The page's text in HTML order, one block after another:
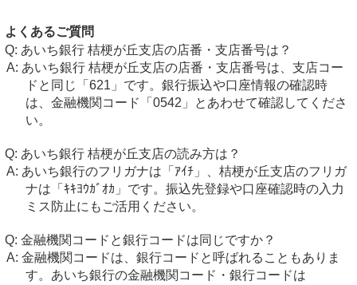
よくあるご質問
あいち銀行 桔梗が丘支店の店番・支店番号は？
あいち銀行 桔梗が丘支店の店番・支店番号は、支店コー
ドと同じ「621」です。銀行振込や口座情報の確認時
は、金融機関コード「0542」とあわせて確認してくださ
い。
あいち銀行 桔梗が丘支店の読み方は？
あいち銀行のフリガナは「ｱｲﾁ」、桔梗が丘支店のフリガ
ナは「ｷｷﾖｳｶﾞｵｶ」です。振込先登録や口座確認時の入力
ミス防止にもご活用ください。
金融機関コードと銀行コードは同じですか？
金融機関コードは、銀行コードと呼ばれることもありま
す。あいち銀行の金融機関コード・銀行コードは